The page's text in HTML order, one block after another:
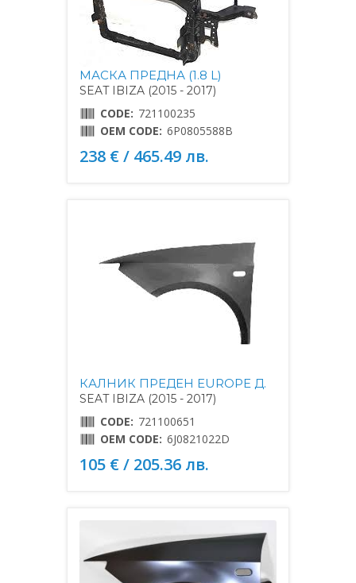
МАСКА ПРЕДНА (1.8 L)
SEAT IBIZA (2015 - 2017)
CODE: 721100235
OEM CODE: 6P0805588B
238 € / 465.49 лв.
КАЛНИК ПРЕДЕН EUROPE Д.
SEAT IBIZA (2015 - 2017)
CODE: 721100651
OEM CODE: 6J0821022D
105 € / 205.36 лв.